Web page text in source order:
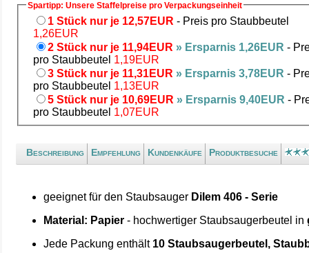
Spartipp: Unsere Staffelpreise pro Verpackungseinheit
1 Stück nur je 12,57EUR - Preis pro Staubbeutel
1,26EUR
2 Stück nur je 11,94EUR » Ersparnis 1,26EUR -
pro Staubbeutel 1,19EUR
3 Stück nur je 11,31EUR » Ersparnis 3,78EUR -
pro Staubbeutel 1,13EUR
5 Stück nur je 10,69EUR » Ersparnis 9,40EUR -
pro Staubbeutel 1,07EUR
Beschreibung Empfehlung Kundenkäufe Produktbesuche
geeignet für den Staubsauger Dilem 406 - Serie
Material: Papier - hochwertiger Staubsaugerbeutel in
Jede Packung enthält 10 Staubsaugerbeutel,